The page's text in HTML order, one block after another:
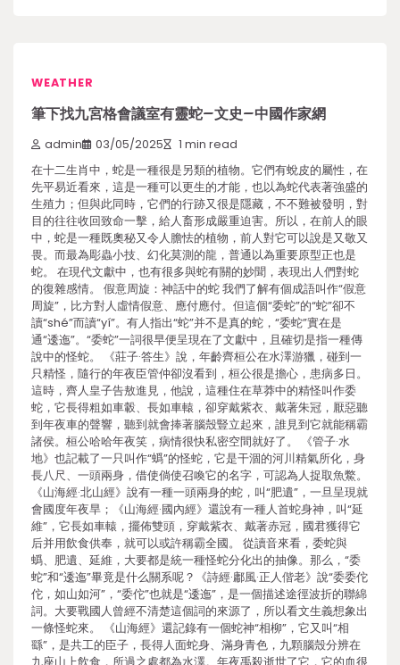
WEATHER
筆下找九宮格會議室有靈蛇–文史–中國作家網
admin 03/05/2025 1 min read
在十二生肖中，蛇是一種很是另類的植物。它們有蛻皮的屬性，在
先平易近看來，這是一種可以更生的才能，也以為蛇代表著強盛的
生殖力；但與此同時，它們的行跡又很是隱藏，不不難被發明，對
目的往往收回致命一擊，給人畜形成嚴重迫害。所以，在前人的眼
中，蛇是一種既奧秘又令人膽怯的植物，前人對它可以說是又敬又
畏。而最為彫蟲小技、幻化莫測的龍，普通以為重要原型正也是
蛇。 在現代文獻中，也有很多與蛇有關的妙聞，表現出人們對蛇
的復雜感情。 假意周旋：神話中的蛇 我們了解有個成語叫作“假意
周旋”，比方對人虛情假意、應付應付。但這個“委蛇”的“蛇”卻不
讀“shé”而讀“yí”。有人指出“蛇”并不是真的蛇，“委蛇”實在是
通“逶迤”。“委蛇”一詞很早便呈現在了文獻中，且確切是指一種傳
說中的怪蛇。 《莊子·答生》說，年齡齊桓公在水澤游獵，碰到一
只精怪，隨行的年夜臣管仲卻沒看到，桓公很是擔心，患病多日。
這時，齊人皇子告敖進見，他說，這種住在草莽中的精怪叫作委
蛇，它長得粗如車轂、長如車轅，卻穿戴紫衣、戴著朱冠，厭惡聽
到年夜車的聲響，聽到就會捧著腦殼豎立起來，誰見到它就能稱霸
諸侯。桓公哈哈年夜笑，病情很快私密空間就好了。 《管子·水
地》也記載了一只叫作“蟡”的怪蛇，它是干涸的河川精氣所化，身
長八尺、一頭兩身，借使倘使召喚它的名字，可認為人捉取魚鱉。
《山海經·北山經》說有一種一頭兩身的蛇，叫“肥遺”，一旦呈現就
會國度年夜旱；《山海經·國內經》還說有一種人首蛇身神，叫“延
維”，它長如車轅，擺佈雙頭，穿戴紫衣、戴著赤冠，國君獲得它
后并用飲食供奉，就可以或許稱霸全國。 從讀音來看，委蛇與
蟡、肥遺、延維，大要都是統一種怪蛇分化出的抽像。那么，“委
蛇”和“逶迤”畢竟是什么關系呢？《詩經·鄘風·正人偕老》說“委委佗
佗，如山如河”，“委佗”也就是“逶迤”，是一個描述途徑波折的聯綿
詞。大要戰國人曾經不清楚這個詞的來源了，所以看文生義想象出
一條怪蛇來。 《山海經》還記錄有一個蛇神“相柳”，它又叫“相
繇”，是共工的臣子，長得人面蛇身、滿身青色，九顆腦殼分辨在